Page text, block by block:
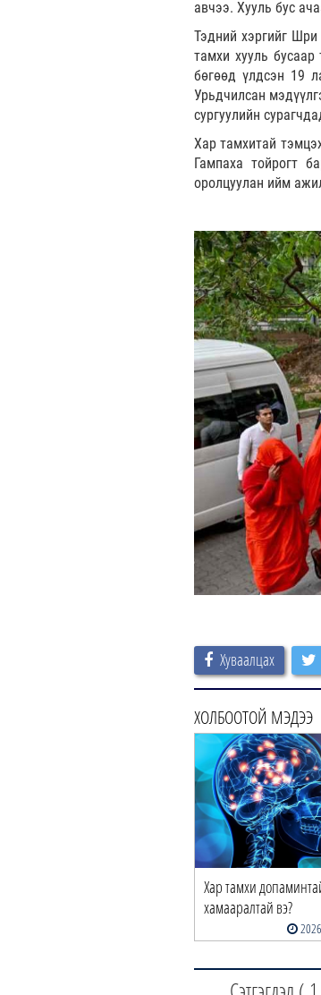
авчээ. Хууль бус
Тэдний хэргийг
тамхи хууль
бөгөөд үлдсэн 19
Урьдчилсан
сургуулийн
Хар тамхитай
Гампаха тойрогт
оролцуулан ийм
Хуваалцах
ХОЛБООТОЙ МЭДЭЭ
Хар тамхи
хамааралтай вэ?